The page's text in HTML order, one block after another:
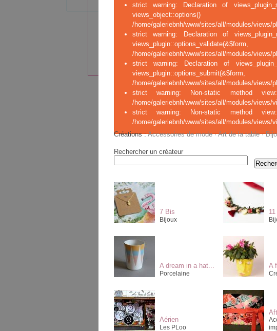
strict warning: Declaration of
/home/galeriebnh/www/sites/all/modules/views/
strict warning: Declaration of
/home/galeriebnh/www/sites/all/modules/views/
strict warning: Declaration of
/home/galeriebnh/www/sites/all/modules/views/
strict warning: Non-static method
/home/galeriebnh/www/sites/all/modules/views/
strict warning: Non-static method
/home/galeriebnh/www/sites/all/modules/views/
Créations:Accessoires de mode·Art de la table·
Rechercher un créateur
7 Bis
Bijoux
A dream in a hat...
Porcelaine
A
Aérien
Les PLoo